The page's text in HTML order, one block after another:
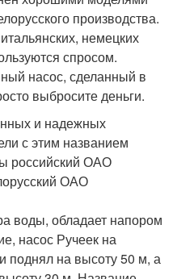
производства.
немецких
спросом.
насос, сделанный в
выбросите деньги.
и надежных
с этим названием
российский ОАО
ОАО
воды, обладает напором
насос Ручеек на
поднял на высоту 50 м, а